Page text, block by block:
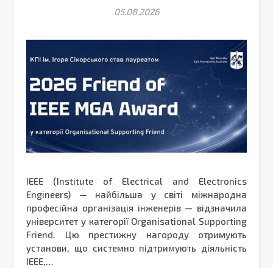
05.08.2026
IEEE (Institute of Electrical and Electronics
Engineers) — найбільша у світі міжнародна
професійна організація інженерів — відзначила
університет у категорії Organisational Supporting
Friend. Цю престижну нагороду отримують
установи, що системно підтримують діяльність
IEEE,…